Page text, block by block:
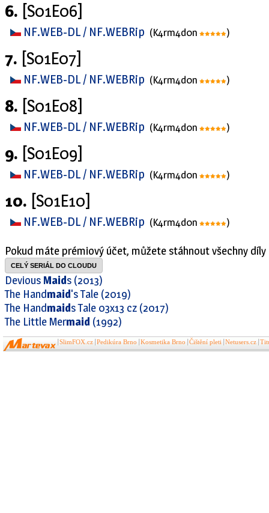
6. [S01E06]
NF.WEB-DL / NF.WEBRip (K4rm4d0n )
7. [S01E07]
NF.WEB-DL / NF.WEBRip (K4rm4d0n )
8. [S01E08]
NF.WEB-DL / NF.WEBRip (K4rm4d0n )
9. [S01E09]
NF.WEB-DL / NF.WEBRip (K4rm4d0n )
10. [S01E10]
NF.WEB-DL / NF.WEBRip (K4rm4d0n )
Pokud máte prémiový účet, můžete stáhnout všechny díly
CELÝ SERIÁL DO CLOUDU
Devious Maids (2013)
The Handmaid's Tale (2019)
The Handmaids Tale 03x13 cz (2017)
The Little Mermaid (1992)
SlimFOX.cz Pedikúra Brno Kosmetika Brno Čištění pleti Netusers.cz